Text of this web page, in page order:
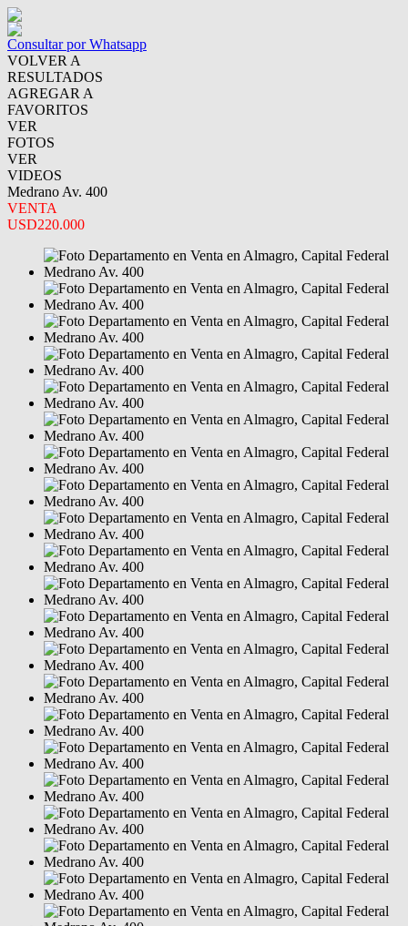
Consultar por Whatsapp
VOLVER A
RESULTADOS
AGREGAR A
FAVORITOS
VER
FOTOS
VER
VIDEOS
Medrano Av. 400
VENTA
USD220.000